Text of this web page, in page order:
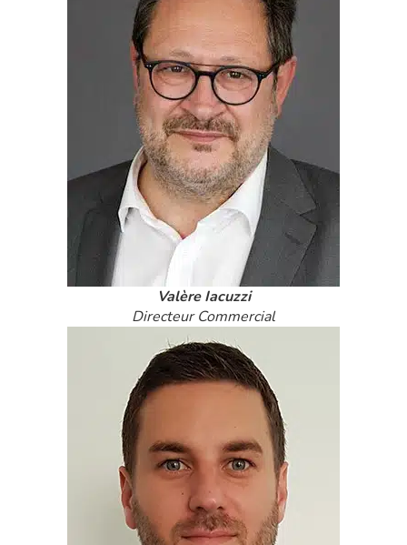
Valère Iacuzzi
Directeur Commercial